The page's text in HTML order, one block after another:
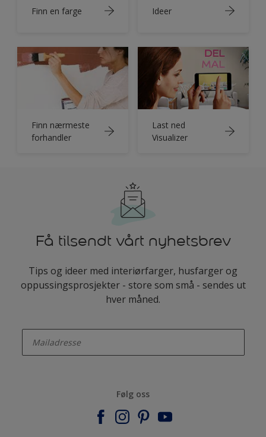
Finn en farge Ideer
Finn nærmeste
forhandler
Last ned
Visualizer
Få tilsendt vårt nyhetsbrev
Tips og ideer med interiørfarger, husfarger og
oppussingsprosjekter - store som små - sendes ut
hver måned.
Følg oss